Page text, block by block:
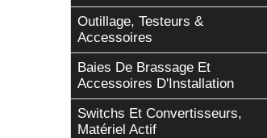
Outillage, Testeurs &
Accessoires
Baies De Brassage Et
Accessoires D'Installation
Switchs Et Convertisseurs,
Matériel Actif